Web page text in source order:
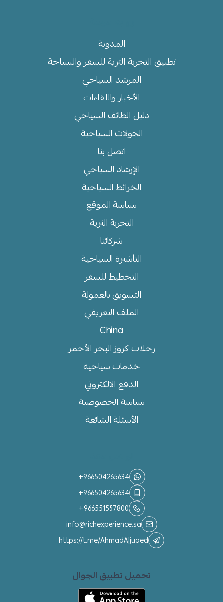
المدونة
تطبيق التجربة الثرية للسفر والسياحة
المرشد السياحي
الأخبار واللقاءات
دليل الطائف السياحي
الجولات السياحية
اتصل بنا
الإرشاد السياحي
الخرائط السياحية
سياسة الموقع
التجربة الثرية
شركائنا
التأشيرة السياحية
التخطيط للسفر
التسويق بالعمولة
الملف التعريفي
China
رحلات كروز البحر الأحمر
خدمات سياحية
الدفع الالكتروني
سياسة الخصوصية
الأسئلة الشائعة
+966504265634
+966504265634
+966551557800
info@richexperience.sa
https://t.me/AhmadAljuaed
تحميل تطبيق الجوال